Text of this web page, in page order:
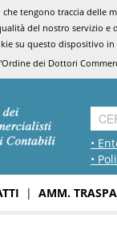
tengono traccia
del nostro servizio e
su questo dispositivo
dei Dottori
•
•
| AMM.